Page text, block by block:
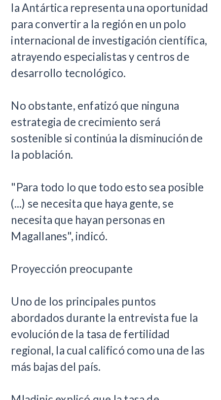
la Antártica representa una oportunidad
para convertir a la región en un polo
internacional de investigación científica,
atrayendo especialistas y centros de
desarrollo tecnológico.
No obstante, enfatizó que ninguna
estrategia de crecimiento será
sostenible si continúa la disminución de
la población.
"Para todo lo que todo esto sea posible
(...) se necesita que haya gente, se
necesita que hayan personas en
Magallanes", indicó.
Proyección preocupante
Uno de los principales puntos
abordados durante la entrevista fue la
evolución de la tasa de fertilidad
regional, la cual calificó como una de las
más bajas del país.